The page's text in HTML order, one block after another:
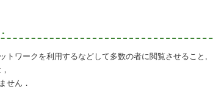
トワークを利用するなどして多数の者に閲覧させること,
せん．